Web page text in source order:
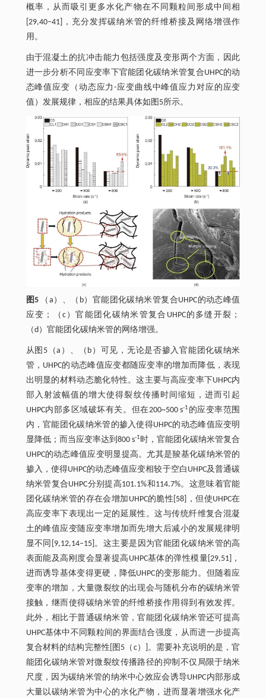
概率，从而吸引更多水化产物在不同颗粒间形成中间相
[29,40‒41]，充分发挥碳纳米管的纤维桥接及网络增强作
用。
由于混凝土的抗冲击能力包括强度及变形两个方面，因此
进一步分析不同应变率下官能团化碳纳米管复合UHPC的动
态峰值应变（动态应力-应变曲线中峰值应力对应的应变
值）发展规律，相应的结果具体如图5所示。
图5 （a）、（b）官能团化碳纳米管复合UHPC的动态峰值
应变；（c）官能团化碳纳米管复合UHPC的多缝开裂；
（d）官能团化碳纳米管的网络增强。
从图5（a）、（b）可见，无论是否掺入官能团化碳纳米
管，UHPC的动态峰值应变都随应变率的增加而降低，表现
出明显的材料动态脆化特性。这主要与高应变率下UHPC内
部入射波幅值的增大使得裂纹传播时间缩短，进而引起
UHPC内部多区域破坏有关。但在200~500 s-1 的应变率范围
内，官能团化碳纳米管的掺入使得UHPC的动态峰值应变明
显降低；而当应变率达到800 s-1时，官能团化碳纳米管复合
UHPC的动态峰值应变明显提高。尤其是羧基化碳纳米管的
掺入，使得UHPC的动态峰值应变相较于空白UHPC及普通碳
纳米管复合UHPC分别提高101.1%和114.7%。这意味着官能
团化碳纳米管的存在会增加UHPC的脆性[58]，但使UHPC在
高应变率下表现出一定的延展性。这与传统纤维复合混凝
土的峰值应变随应变率增加而先增大后减小的发展规律明
显不同[9,12,14‒15]。这主要是因为官能团化碳纳米管的高
表面能及高刚度会显著提高UHPC基体的弹性模量[29,51]，
进而诱导基体变得更硬，降低UHPC的变形能力。但随着应
变率的增加，大量微裂纹的出现会与随机分布的碳纳米管
接触，继而使得碳纳米管的纤维桥接作用得到有效发挥。
此外，相比于普通碳纳米管，官能团化碳纳米管还可提高
UHPC基体中不同颗粒间的界面结合强度，从而进一步提高
复合材料的结构完整性[图5（c）]。需要补充说明的是，官
能团化碳纳米管对微裂纹传播路径的抑制不仅局限于纳米
尺度，因为碳纳米管的纳米中心效应会诱导UHPC内部形成
大量以碳纳米管为中心的水化产物，进而显著增强水化产